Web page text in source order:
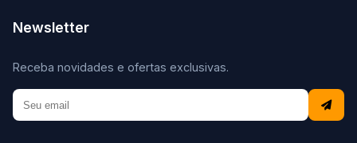
Newsletter
Receba novidades e ofertas exclusivas.